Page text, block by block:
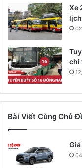
Xe
chi
Bài Viết Cùng Chủ